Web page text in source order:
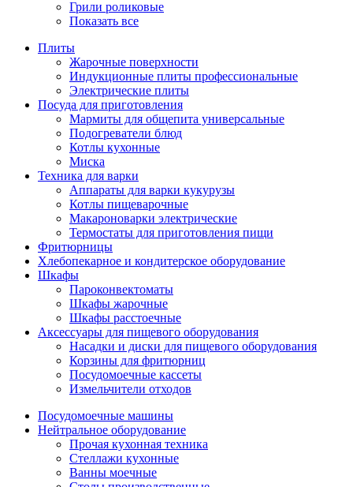
Грили роликовые
Показать все
Плиты
Жарочные поверхности
Индукционные плиты профессиональные
Электрические плиты
Посуда для приготовления
Мармиты для общепита универсальные
Подогреватели блюд
Котлы кухонные
Миска
Техника для варки
Аппараты для варки кукурузы
Котлы пищеварочные
Макароноварки электрические
Термостаты для приготовления пищи
Фритюрницы
Хлебопекарное и кондитерское оборудование
Шкафы
Пароконвектоматы
Шкафы жарочные
Шкафы расстоечные
Аксессуары для пищевого оборудования
Насадки и диски для пищевого оборудования
Корзины для фритюрниц
Посудомоечные кассеты
Измельчители отходов
Посудомоечные машины
Нейтральное оборудование
Прочая кухонная техника
Стеллажи кухонные
Ванны моечные